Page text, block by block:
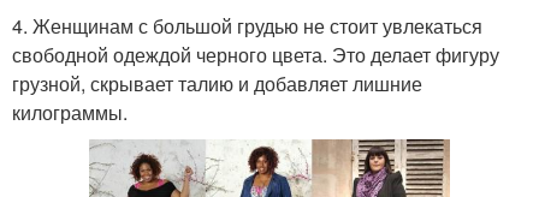
4. Женщинам с большой грудью не стоит увлекаться
свободной одеждой черного цвета. Это делает фигуру
грузной, скрывает талию и добавляет лишние
килограммы.